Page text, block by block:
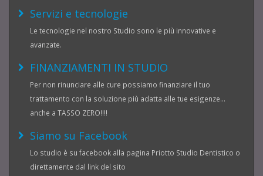
Servizi e tecnologie
Le tecnologie nel nostro Studio sono le più innovative e
avanzate.
FINANZIAMENTI IN STUDIO
Per non rinunciare alle cure possiamo finanziare il tuo
trattamento con la soluzione più adatta alle tue esigenze...
anche a TASSO ZERO!!!!
Siamo su Facebook
Lo studio è su facebook alla pagina Priotto Studio Dentistico o
direttamente dal link del sito